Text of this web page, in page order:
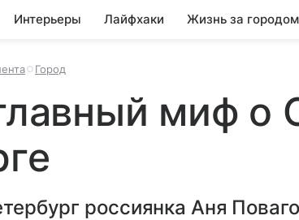
Интерьеры Лайфхаки Жизнь за городом
Город
миф о
россиянка Аня